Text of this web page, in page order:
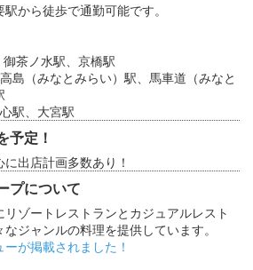
から徒歩で通勤可能です。
茶ノ水駅、京橋駅
島（みなとみらい）駅、馬車道（みなと
駅、大宮駅
予定！
出店計画多数あり！
プについて
ゾートレストランとカジュアルレスト
ジャンルの料理を提供しています。
が掲載されました！